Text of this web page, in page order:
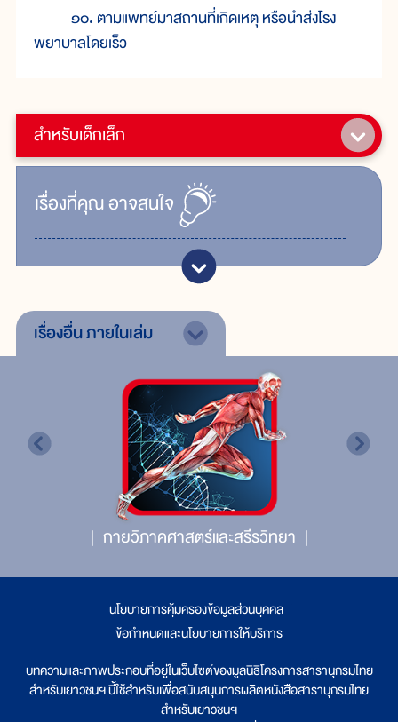
สำหรับเด็กเล็ก
เรื่ิองที่คุณอาจสนใจ
๑๐. ตามแพทย์มาสถานที่เกิดเหตุ หรือนำส่งโรง
พยาบาลโดยเร็ว
เรื่องอื่นภายในเล่ม
กายวิภาคศาสตร์และสรีรวิทยา
นโยบายการคุ้มครองข้อมูลส่วนบุคคล
ข้อกำหนดและนโยบายการให้บริการ
บทความและภาพประกอบที่อยู่ในเว็บไซต์ของมูลนิธิโครงการสารานุกรมไทย
สำหรับเยาวชนฯ นี้ใช้สำหรับเพื่อสนับสนุนการผลิตหนังสือสารานุกรมไทย
สำหรับเยาวชนฯ